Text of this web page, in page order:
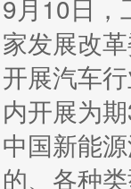
9月10日，
家发展改
开展汽车
内开展为
中国新能
的、各种